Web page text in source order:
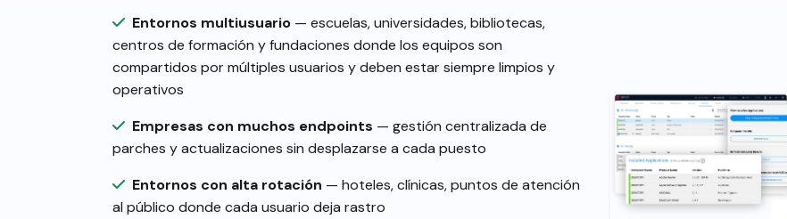
Entornos multiusuario — escuelas, universidades, bibliotecas,
centros de formación y fundaciones donde los equipos son
compartidos por múltiples usuarios y deben estar siempre limpios y
operativos
Empresas con muchos endpoints — gestión centralizada de
parches y actualizaciones sin desplazarse a cada puesto
Entornos con alta rotación — hoteles, clínicas, puntos de atención
al público donde cada usuario deja rastro